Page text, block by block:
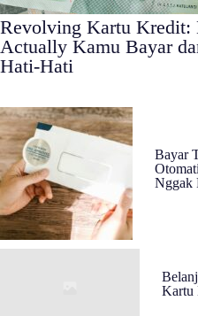
Revolving Kartu Kredit:
Actually Kamu Bayar
Hati-Hati
Bayar
Nggak
Kartu